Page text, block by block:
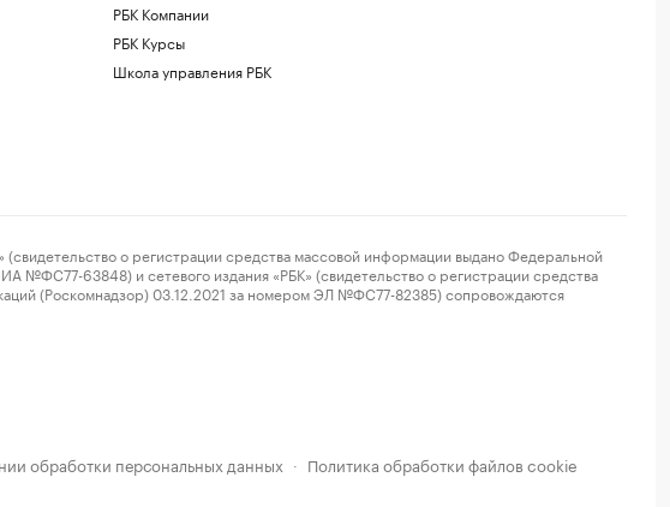
РБК Компании
РБК Курсы
Школа управления РБК
о регистрации средства массовой информации выдано Федеральной
№ФС77-63848) и сетевого издания «РБК» (свидетельство о регистрации средства
(Роскомнадзор) 03.12.2021 за номером ЭЛ №ФС77-82385) сопровождаются
обработки персональных данных · Политика обработки файлов cookie